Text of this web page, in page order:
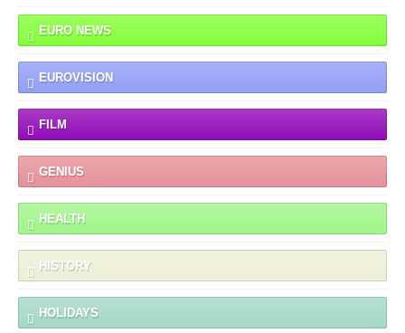
EURO NEWS
EUROVISION
FILM
GENIUS
HEALTH
HISTORY
HOLIDAYS